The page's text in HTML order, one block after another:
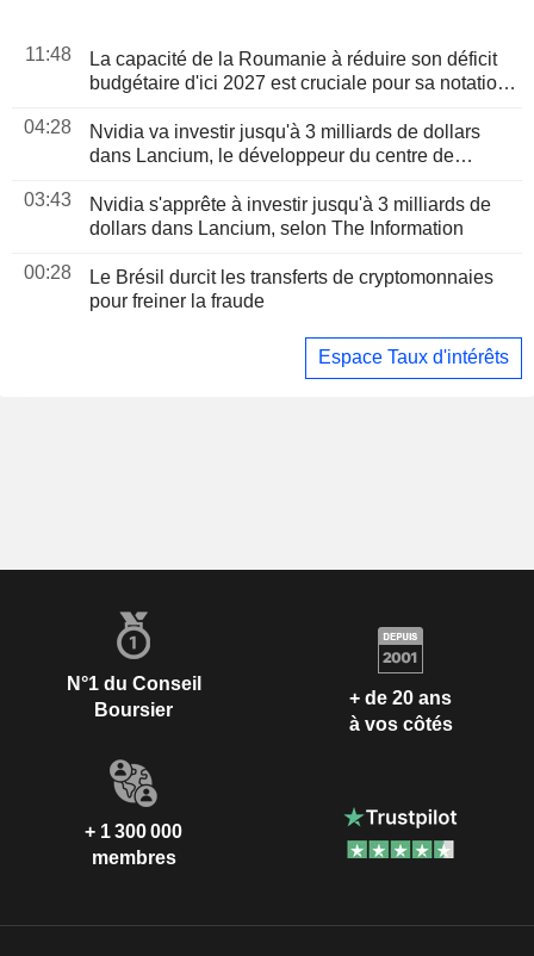
11:48
La capacité de la Roumanie à réduire son déficit
budgétaire d'ici 2027 est cruciale pour sa notation,
04:28
Nvidia va investir jusqu'à 3 milliards de dollars
dans Lancium, le développeur du centre de
03:43
Nvidia s'apprête à investir jusqu'à 3 milliards de
dollars dans Lancium, selon The Information
00:28
Le Brésil durcit les transferts de cryptomonnaies
pour freiner la fraude
Espace Taux d'intérêts
N°1 du Conseil
Boursier
+ de 20 ans
à vos côtés
+ 1 300 000
membres